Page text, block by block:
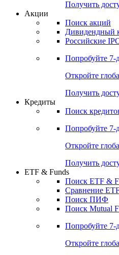
Получить
Акции
Поиск акций
Дивидендный
Российские
Попробуйте 7-
Откройте
Получить
Кредиты
Поиск
Попробуйте 7-
Откройте
Получить
ETF & Funds
Поиск ETF &
Сравнение
Поиск ПИФ
Поиск Mutual
Попробуйте 7-
Откройте